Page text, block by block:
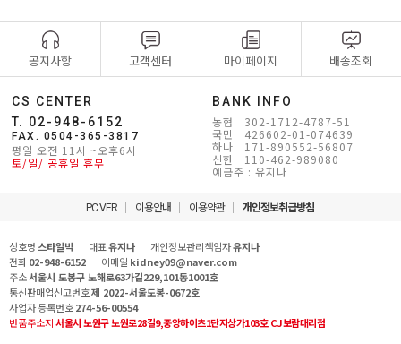
공지사항 고객센터 마이페이지 배송조회
CS CENTER
T. 02-948-6152
FAX. 0504-365-3817
평일 오전 11시 ~오후6시
토/일/ 공휴일 휴무
BANK INFO
농협 302-1712-4787-51
국민 426602-01-074639
하나 171-890552-56807
신한 110-462-989080
예금주 : 유지나
PC VER 이용안내 이용약관 개인정보취급방침
상호명 스타일빅 대표유지나 개인정보관리책임자유지나
전화02-948-6152 이메일 kidney09@naver.com
주소서울시 도봉구 노해로63가길229,101동1001호
통신판매업신고번호제 2022-서울도봉-0672호
사업자 등록번호274-56-00554
반품주소지서울시 노원구 노원로28길9,중앙하이츠1단지상가103호 CJ보람대리점